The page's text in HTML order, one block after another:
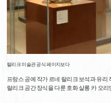
랄리크 미술관 공식 페이지보다
프랑스 공예 작가 르네 랄리크 보석과 유리
랄리크 공간 장식을 다룬 호화 살롱 카 오리